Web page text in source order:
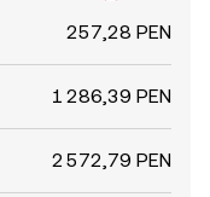
257,28 PEN
1 286,39 PEN
2 572,79 PEN